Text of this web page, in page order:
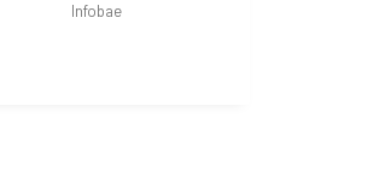
Infobae